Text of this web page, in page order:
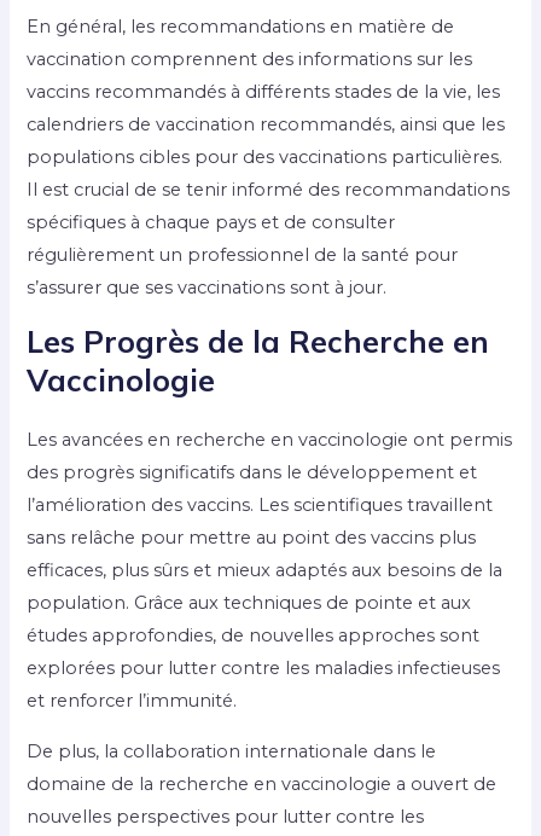
En général, les recommandations en matière de
vaccination comprennent des informations sur les
vaccins recommandés à différents stades de la vie, les
calendriers de vaccination recommandés, ainsi que les
populations cibles pour des vaccinations particulières.
Il est crucial de se tenir informé des recommandations
spécifiques à chaque pays et de consulter
régulièrement un professionnel de la santé pour
s’assurer que ses vaccinations sont à jour.
Les Progrès de la Recherche en
Vaccinologie
Les avancées en recherche en vaccinologie ont permis
des progrès significatifs dans le développement et
l’amélioration des vaccins. Les scientifiques travaillent
sans relâche pour mettre au point des vaccins plus
efficaces, plus sûrs et mieux adaptés aux besoins de la
population. Grâce aux techniques de pointe et aux
études approfondies, de nouvelles approches sont
explorées pour lutter contre les maladies infectieuses
et renforcer l’immunité.
De plus, la collaboration internationale dans le
domaine de la recherche en vaccinologie a ouvert de
nouvelles perspectives pour lutter contre les